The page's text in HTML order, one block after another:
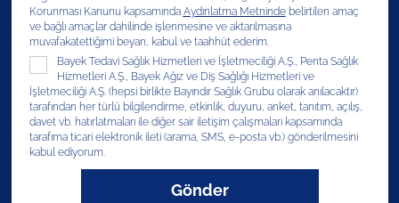
Korunması Kanunu kapsamında Aydınlatma Metnindebelirtilen amaç
ve bağlı amaçlar dahilinde işlenmesine ve aktarılmasına
muvafakatettiğimi beyan, kabul ve taahhüt ederim.
Bayek Tedavi Sağlık Hizmetleri ve İşletmeciliği A.Ş., Penta Sağlık
Hizmetleri A.Ş., Bayek Ağız ve Diş Sağlığı Hizmetleri ve
İşletmeciliği A.Ş. (hepsi birlikte Bayındır Sağlık Grubu olarak anılacaktır)
tarafından her türlü bilgilendirme, etkinlik, duyuru, anket, tanıtım, açılış,
davet vb. hatırlatmaları ile diğer sair iletişim çalışmaları kapsamında
tarafıma ticari elektronik ileti (arama, SMS, e-posta vb.) gönderilmesini
kabul ediyorum.
Gönder